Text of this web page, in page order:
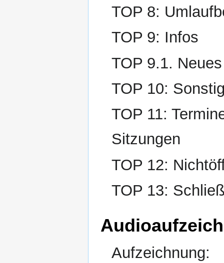
TOP 8:
TOP 9: Infos
TOP 9.1.
TOP 10:
TOP 11:
Sitzungen
TOP 12:
TOP 13:
Aufzeichnung: